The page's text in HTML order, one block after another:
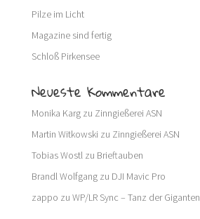
Pilze im Licht
Magazine sind fertig
Schloß Pirkensee
Neueste Kommentare
Monika Kargzu Zinngießerei ASN
Martin Witkowski zu Zinngießerei ASN
Tobias Wostlzu Brieftauben
Brandl Wolfgangzu DJI Mavic Pro
zappo zu WP/LR Sync – Tanz der Giganten